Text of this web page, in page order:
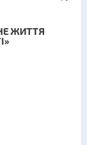
ЖИТТЯ